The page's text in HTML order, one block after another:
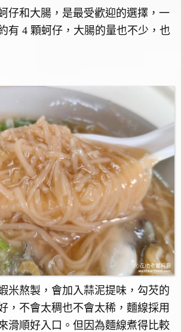
仔和大腸，是最受歡迎的選擇，一
有 4 顆蚵仔，大腸的量也不少，也
米熬製，會加入蒜泥提味，勾芡的
，不會太稠也不會太稀，麵線採用
滑順好入口。但因為麵線煮得比較